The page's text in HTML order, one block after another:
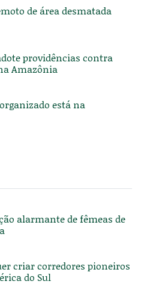
de área desmatada
providências contra
Amazônia
está na
alarmante de fêmeas de
criar corredores pioneiros
do Sul